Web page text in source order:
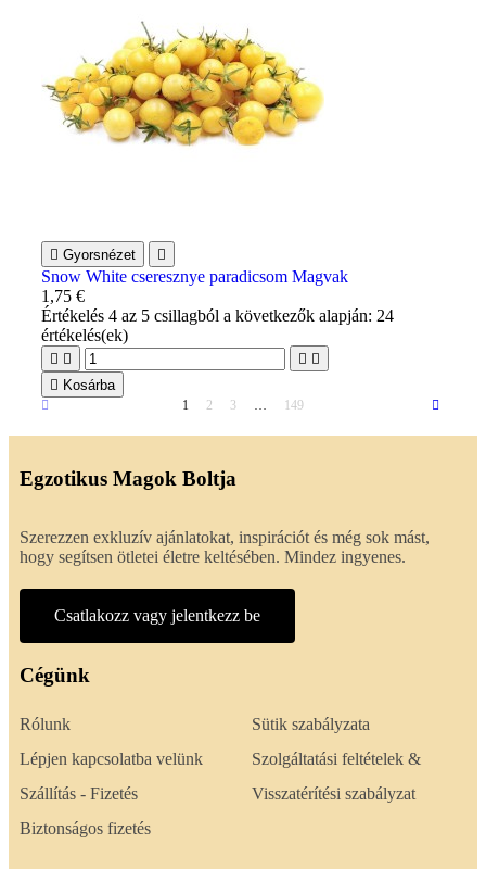
 Gyorsnézet 
Snow White cseresznye paradicsom Magvak
1,75 €
Értékelés4 az 5 csillagból a következők alapján: 24
értékelés(ek)
   
 Kosárba
1 2 3 … 149
Egzotikus Magok Boltja
Szerezzen exkluzív ajánlatokat, inspirációt és még sok mást,
hogy segítsen ötletei életre keltésében. Mindez ingyenes.
Csatlakozz vagy jelentkezz be
Cégünk
Rólunk
Lépjen kapcsolatba velünk
Szállítás - Fizetés
Biztonságos fizetés
Sütik szabályzata
Szolgáltatási feltételek &
Visszatérítési szabályzat